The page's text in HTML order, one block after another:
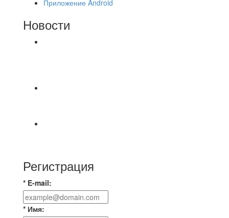
Приложение Android
Новости
Регистрация
* E-mail:
* Имя: